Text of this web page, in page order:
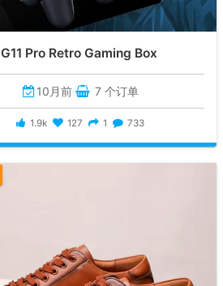
G11 Pro Retro Gaming Box
10月前 7 个订单
1.9k 127 1 733